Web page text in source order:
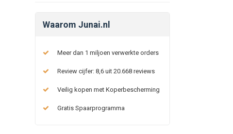
Waarom Junai.nl
Meer dan 1 miljoen verwerkte orders
Review cijfer: 8,6 uit 20.668 reviews
Veilig kopen met Koperbescherming
Gratis Spaarprogramma